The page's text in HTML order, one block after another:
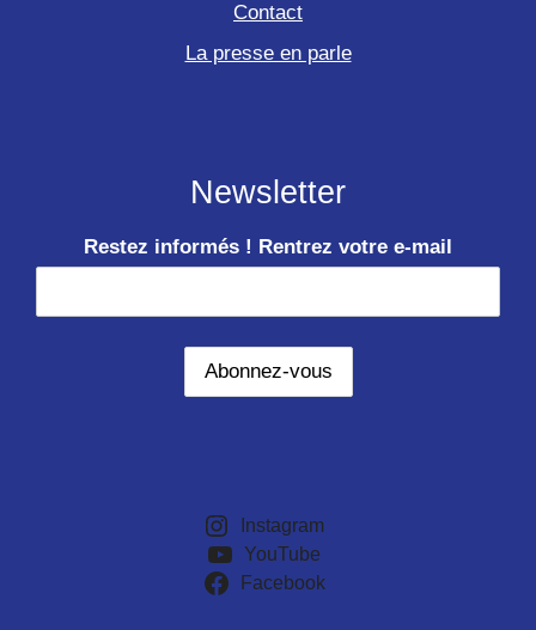
Contact
La presse en parle
Newsletter
Restez informés ! Rentrez votre e-mail
Instagram
YouTube
Facebook